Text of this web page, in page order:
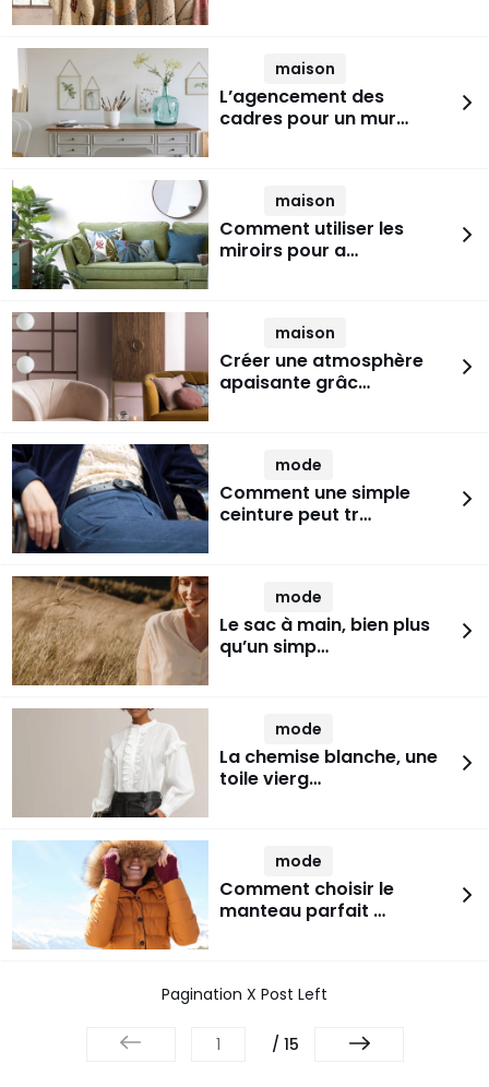
maison
L’agencement des
cadres pour un mur…
maison
Comment utiliser les
miroirs pour a…
maison
Créer une atmosphère
apaisante grâc…
mode
Comment une simple
ceinture peut tr…
mode
Le sac à main, bien plus
qu’un simp…
mode
La chemise blanche, une
toile vierg…
mode
Comment choisir le
manteau parfait …
Pagination X Post Left
/ 15